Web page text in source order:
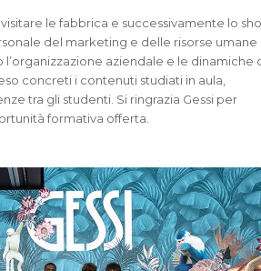
le fabbrica e successivamente lo
del marketing e delle risorse umane
aziendale e le dinamiche
concreti i contenuti studiati in aula,
tra gli studenti. Si ringrazia Gessi per
formativa offerta.